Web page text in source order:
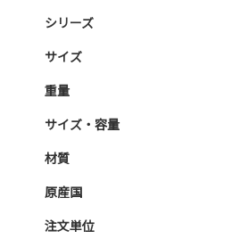
シリーズ
サイズ
重量
サイズ・容量
材質
原産国
注文単位